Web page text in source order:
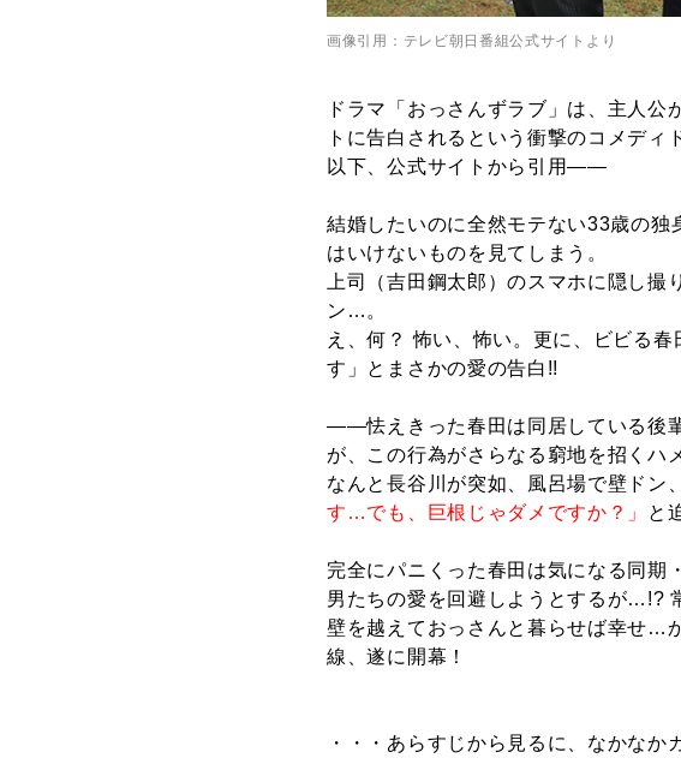
画像引用：テレビ朝日番組公式サイトより
ドラマ「おっさんずラブ」は、主人
トに告白されるという衝撃のコメディ
以下、公式サイトから引用――
結婚したいのに全然モテない33歳の独
はいけないものを見てしまう。
上司（吉田鋼太郎）のスマホに隠し
ン…。
え、何？ 怖い、怖い。更に、ビビる
す」とまさかの愛の告白!!
――怯えきった春田は同居している後
が、この行為がさらなる窮地を招くハ
なんと長谷川が突如、風呂場で壁ドン、
す…でも、巨根じゃダメですか？」
と
完全にパニくった春田は気になる同期
男たちの愛を回避しようとするが…!?
壁を越えておっさんと暮らせば幸せ…
線、遂に開幕！
・・・あらすじから見るに、なかなか